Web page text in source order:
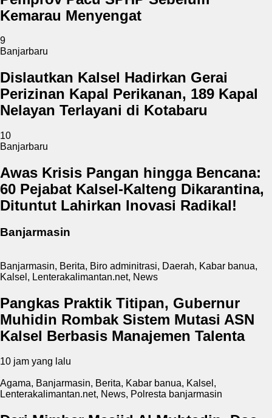
Kemarau Menyengat
9
Banjarbaru
Dislautkan Kalsel Hadirkan Gerai
Perizinan Kapal Perikanan, 189 Kapal
Nelayan Terlayani di Kotabaru
10
Banjarbaru
Awas Krisis Pangan hingga Bencana:
60 Pejabat Kalsel-Kalteng Dikarantina,
Dituntut Lahirkan Inovasi Radikal!
Banjarmasin
Banjarmasin, Berita, Biro adminitrasi, Daerah, Kabar banua,
Kalsel , Lenterakalimantan.net, News
Pangkas Praktik Titipan, Gubernur
Muhidin Rombak Sistem Mutasi ASN
Kalsel Berbasis Manajemen Talenta
10 jam yang lalu
Agama, Banjarmasin, Berita, Kabar banua, Kalsel ,
Lenterakalimantan.net, News, Polresta banjarmasin